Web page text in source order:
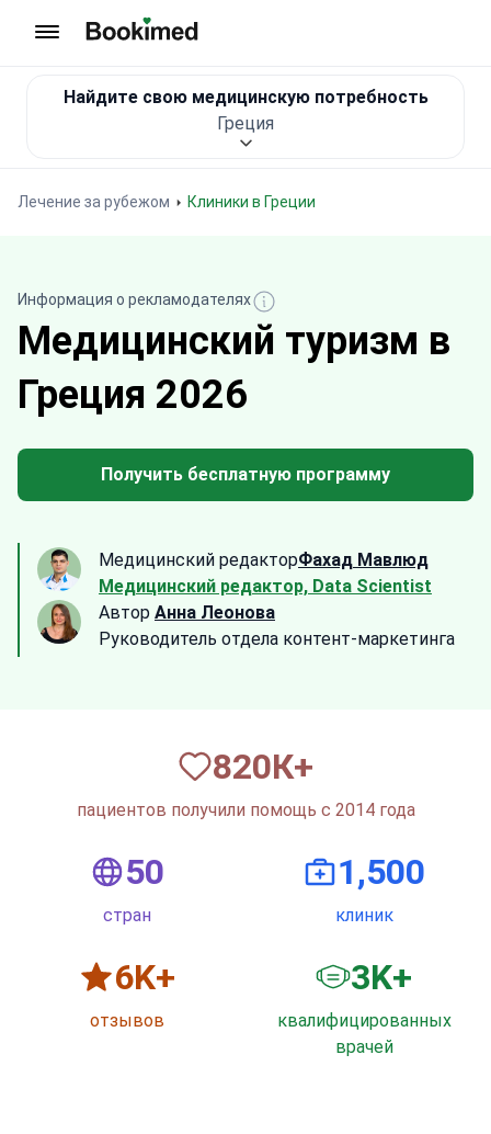
Лечение за рубежом Клиники в Греции
Найдите свою медицинскую потребность
Греция
Информация о рекламодателях
Медицинский туризм в
Греция 2026
Получить бесплатную программу
Медицинский редакторФахад Мавлюд
Медицинский редактор, Data Scientist
Автор Анна Леонова
Руководитель отдела контент-маркетинга
820К+
пациентов получили помощь с 2014 года
50
стран
1,500
клиник
6K+
отзывов
3K+
квалифицированных
врачей